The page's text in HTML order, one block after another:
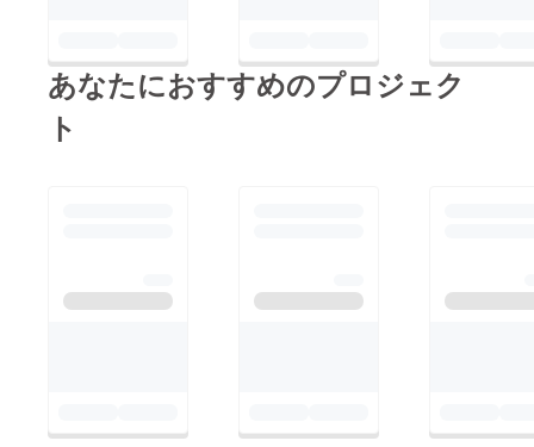
あなたにおすすめのプロジェク
ト